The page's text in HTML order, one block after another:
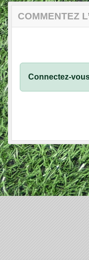
COMMENTEZ
Connectez-